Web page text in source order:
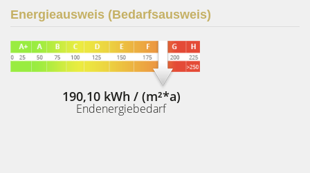
Energieausweis (Bedarfsausweis)
190,10 kWh / (m²*a)
Endenergiebedarf